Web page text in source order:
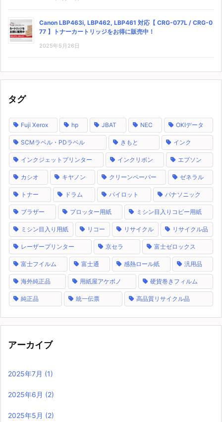
Canon LBP463i, LBP462, LBP461 対応【 CRG-077L / CRG-0
77 】トナーカートリッジをお得に販売中！
2025年5月26日
タグ
Fuji Xerox hp JBAT NEC OKIデータ
SCMラベル・PDラベル きもと インク
インクジェットプリンター インクリボン エプソン
カシオ キヤノン クリーンペーパー ゼネラル
トナー ドラム パイロット パナソニック
ブラザー プロッター用紙 ミシン目入りコピー用紙
ミシン目入り用紙 リコー リサイクル リサイクル品
レーザープリンター 京セラ 富士ゼロックス
富士フイルム 富士通 感熱ロール紙 汎用品
海外純正品 用紙屋アケボノ 硬貨巻きフィルム
純正品 統一伝票 高品質リサイクル品
アーカイブ
2025年7月 (1)
2025年6月 (2)
2025年5月 (2)